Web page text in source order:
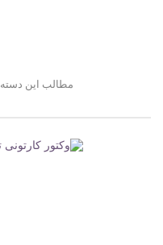
مطالب این دسته